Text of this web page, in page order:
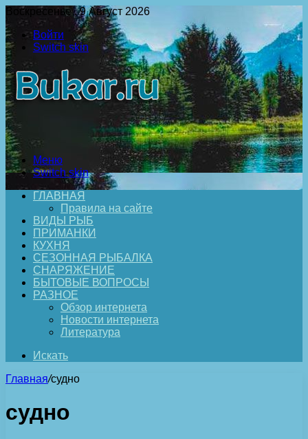
Воскресенье , 9 Август 2026
Войти
Switch skin
Меню
Switch skin
ГЛАВНАЯ
Правила на сайте
ВИДЫ РЫБ
ПРИМАНКИ
КУХНЯ
СЕЗОННАЯ РЫБАЛКА
СНАРЯЖЕНИЕ
БЫТОВЫЕ ВОПРОСЫ
РАЗНОЕ
Обзор интернета
Новости интернета
Литература
Искать
Главная/судно
судно